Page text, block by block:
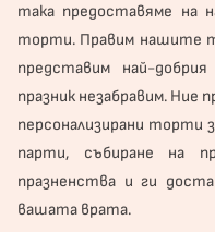
така предоставяме на
торти. Правим нашите
представим най-
празник незабравим. Ние
персонализирани торти
парти, събиране на
празненства и ги
вашата врата.